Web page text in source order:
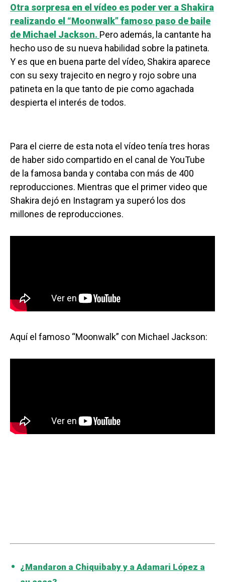
Otra sorpresa en el vídeo es poder ver a Shakira
realizando el “Moonwalk” famoso paso de baile
de Michael Jackson. Pero además, la cantante ha
hecho uso de su nueva habilidad sobre la patineta.
Y es que en buena parte del vídeo, Shakira aparece
con su sexy trajecito en negro y rojo sobre una
patineta en la que tanto de pie como agachada
despierta el interés de todos.
Para el cierre de esta nota el vídeo tenía tres horas
de haber sido compartido en el canal de YouTube
de la famosa banda y contaba con más de 400
reproducciones. Mientras que el primer video que
Shakira dejó en Instagram ya superó los dos
millones de reproducciones.
Aquí el famoso “Moonwalk” con Michael Jackson:
¿Mandaron a Chiquibaby y a Adamari López a